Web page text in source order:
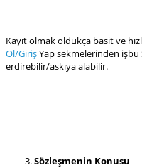
Kayıt olmak oldukça basit ve
Ol/GirişYapsekmelerinden işbu
erdirebilir/askıya alabilir.
Sözleşmenin Konusu